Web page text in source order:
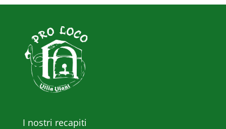
I nostri recapiti